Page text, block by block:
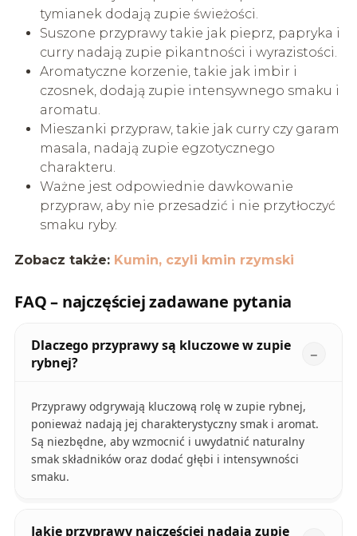
tymianek dodają zupie świeżości.
Suszone przyprawy takie jak pieprz, papryka i
curry nadają zupie pikantności i wyrazistości.
Aromatyczne korzenie, takie jak imbir i
czosnek, dodają zupie intensywnego smaku i
aromatu.
Mieszanki przypraw, takie jak curry czy garam
masala, nadają zupie egzotycznego
charakteru.
Ważne jest odpowiednie dawkowanie
przypraw, aby nie przesadzić i nie przytłoczyć
smaku ryby.
Zobacz także: Kumin, czyli kmin rzymski
FAQ – najczęściej zadawane pytania
Dlaczego przyprawy są kluczowe w zupie
rybnej?
Przyprawy odgrywają kluczową rolę w zupie rybnej,
ponieważ nadają jej charakterystyczny smak i aromat.
Są niezbędne, aby wzmocnić i uwydatnić naturalny
smak składników oraz dodać głębi i intensywności
smaku.
Jakie przyprawy najczęściej nadają zupie